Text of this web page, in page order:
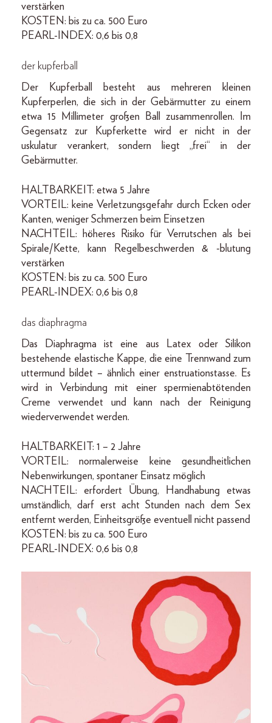
verstärken
KOSTEN: bis zu ca. 500 Euro
PEARL-INDEX: 0,6 bis 0,8
der kupferball
Der Kupferball besteht aus mehreren kleinen
Kupferperlen, die sich in der Gebärmutter zu einem
etwa 15 Millimeter großen Ball zusammenrollen. Im
Gegensatz zur Kupferkette wird er nicht in der
uskulatur verankert, sondern liegt „frei“ in der
Gebärmutter.
HALTBARKEIT: etwa 5 Jahre
VORTEIL: keine Verletzungsgefahr durch Ecken oder
Kanten, weniger Schmerzen beim Einsetzen
NACHTEIL: höheres Risiko für Verrutschen als bei
Spirale/Kette, kann Regelbeschwerden & -blutung
verstärken
KOSTEN: bis zu ca. 500 Euro
PEARL-INDEX: 0,6 bis 0,8
das diaphragma
Das Diaphragma ist eine aus Latex oder Silikon
bestehende elastische Kappe, die eine Trennwand zum
uttermund bildet – ähnlich einer enstruationstasse. Es
wird in Verbindung mit einer spermienabtötenden
Creme verwendet und kann nach der Reinigung
wiederverwendet werden.
HALTBARKEIT: 1 – 2 Jahre
VORTEIL: normalerweise keine gesundheitlichen
Nebenwirkungen, spontaner Einsatz möglich
NACHTEIL: erfordert Übung, Handhabung etwas
umständlich, darf erst acht Stunden nach dem Sex
entfernt werden, Einheitsgröße eventuell nicht passend
KOSTEN: bis zu ca. 500 Euro
PEARL-INDEX: 0,6 bis 0,8